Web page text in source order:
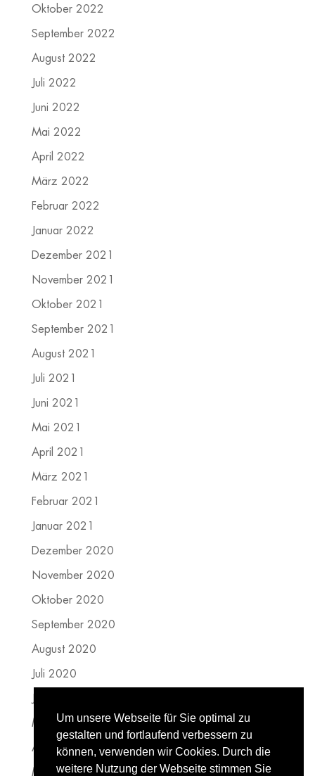
Oktober 2022
September 2022
August 2022
Juli 2022
Juni 2022
Mai 2022
April 2022
März 2022
Februar 2022
Januar 2022
Dezember 2021
November 2021
Oktober 2021
September 2021
August 2021
Juli 2021
Juni 2021
Mai 2021
April 2021
März 2021
Februar 2021
Januar 2021
Dezember 2020
November 2020
Oktober 2020
September 2020
August 2020
Juli 2020
Mai 2020
April 2020
März 2020
Um unsere Webseite für Sie optimal zu
gestalten und fortlaufend verbessern zu
können, verwenden wir Cookies. Durch die
weitere Nutzung der Webseite stimmen Sie